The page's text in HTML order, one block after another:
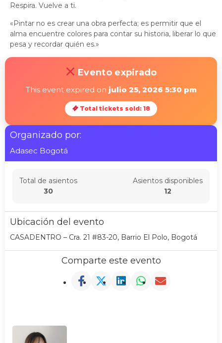
Respira. Vuelve a ti.
«Pintar no es crear una obra perfecta; es permitir que el
alma encuentre colores para contar su historia, liberar lo que
pesa y recordar quién es.»
Evento expirado
This event expired on julio 25, 2026 5:30 pm
Total tickets sold: 18
Organizado por:
Adasec Bogotá
Total de asientos
30
Asientos disponibles
12
Ubicación del evento
CASADENTRO – Cra. 21 #83-20, Barrio El Polo, Bogotá
Comparte este evento